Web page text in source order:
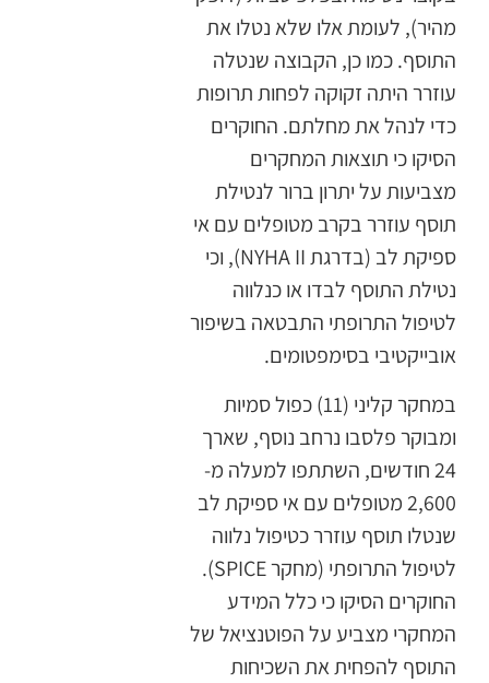
מהיר), לעומת אלו שלא נטלו את
התוסף. כמו כן, הקבוצה שנטלה
עוזרר היתה זקוקה לפחות תרופות
כדי לנהל את מחלתם. החוקרים
הסיקו כי תוצאות המחקרים
מצביעות על יתרון ברור לנטילת
תוסף עוזרר בקרב מטופלים עם אי
ספיקת לב (בדרגת NYHA II), וכי
נטילת התוסף לבדו או כנלווה
לטיפול התרופתי התבטאה בשיפור
אובייקטיבי בסימפטומים.
במחקר קליני (11) כפול סמיות
ומבוקר פלסבו נרחב נוסף, שארך
24 חודשים, השתתפו למעלה מ-
2,600 מטופלים עם אי ספיקת לב
שנטלו תוסף עוזרר כטיפול נלווה
לטיפול התרופתי (מחקר SPICE).
החוקרים הסיקו כי כלל המידע
המחקרי מצביע על הפוטנציאל של
התוסף להפחית את השכיחות